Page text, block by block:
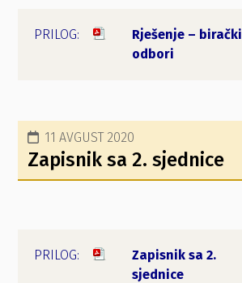
Rješenje – birački
odbori
11 AVGUST 2020
Zapisnik sa 2. sjednice
Zapisnik sa 2.
sjednice